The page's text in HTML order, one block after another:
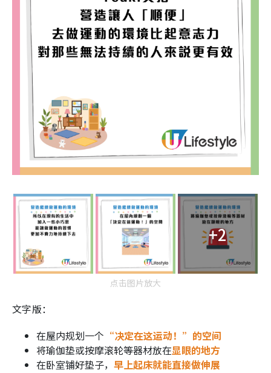
+2
点击图片放大
文字版：
在屋内规划一个 “决定在这运动！”的空间
将瑜伽垫或按摩滚轮等器材放在显眼的地方
在卧室铺好垫子， 早上起床就能直接做伸展